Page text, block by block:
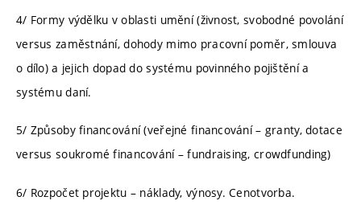
4/ Formy výdělku v oblasti umění (živnost, svobodné povolání
versus zaměstnání, dohody mimo pracovní poměr, smlouva
o dílo) a jejich dopad do systému povinného pojištění a
systému daní.
5/ Způsoby financování (veřejné financování – granty, dotace
versus soukromé financování – fundraising, crowdfunding)
6/ Rozpočet projektu – náklady, výnosy. Cenotvorba.